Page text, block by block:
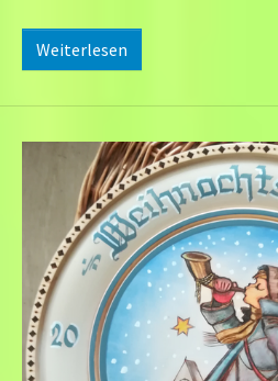
Weiterlesen